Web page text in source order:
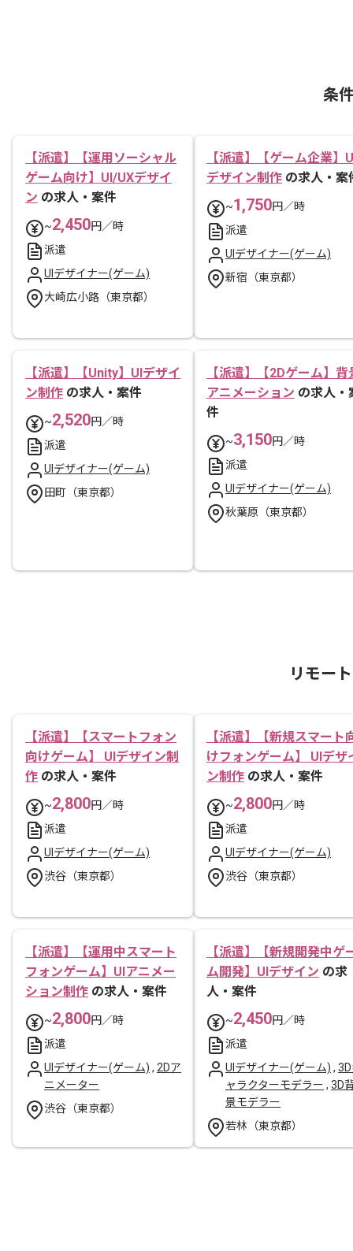
条
【派遣】【運用ソーシャル
ゲーム向け】UI/UXデザイ
ン の求人・案件
~2,450円／時
派遣
UIデザイナー(ゲーム)
大崎広小路（東京都）
【派遣】【ゲーム企業】
デザイン制作 の求人・案
~1,750円／時
派遣
UIデザイナー(ゲーム)
新宿（東京都）
【派遣】【Unity】UIデザイ
ン制作 の求人・案件
~2,520円／時
派遣
UIデザイナー(ゲーム)
田町（東京都）
【派遣】【2Dゲーム】背
アニメーション の求人・
件
~3,150円／時
派遣
UIデザイナー(ゲーム)
秋葉原（東京都）
リモー
【派遣】【スマートフォン
向けゲーム】 UIデザイン制
作 の求人・案件
~2,800円／時
派遣
UIデザイナー(ゲーム)
渋谷（東京都）
【派遣】【新規スマート
けフォンゲーム】 UIデザ
ン制作 の求人・案件
~2,800円／時
派遣
UIデザイナー(ゲーム)
渋谷（東京都）
【派遣】【運用中スマート
フォンゲーム】UIアニメー
ション制作 の求人・案件
~2,800円／時
派遣
UIデザイナー(ゲーム) , 2Dア
ニメーター
渋谷（東京都）
【派遣】【新規開発中ゲ
ム開発】UIデザイン の求
人・案件
~2,450円／時
派遣
UIデザイナー(ゲーム) ,
ャラクターモデラー , 3D
景モデラー
若林（東京都）